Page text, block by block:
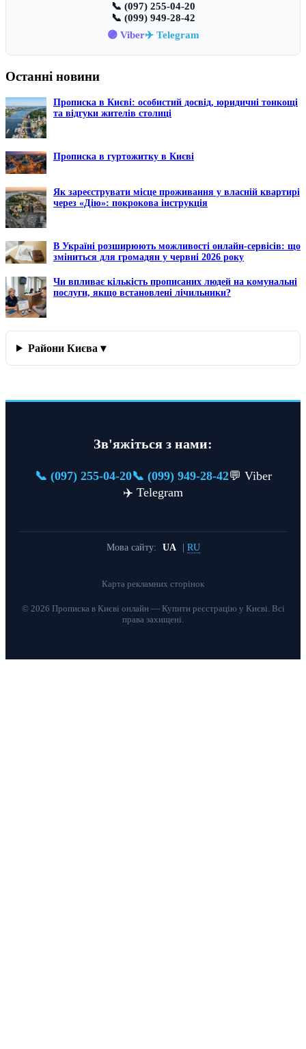
📞 (097) 255-04-20
📞 (099) 949-28-42
🟣 Viber✈️ Telegram
Останні новини
Прописка в Києві: особистий досвід, юридичні тонкощі
та відгуки жителів столиці
Прописка в гуртожитку в Києві
Як зареєструвати місце проживання у власній квартирі
через «Дію»: покрокова інструкція
В Україні розширюють можливості онлайн-сервісів: що
зміниться для громадян у червні 2026 року
Чи впливає кількість прописаних людей на комунальні
послуги, якщо встановлені лічильники?
Райони Києва ▾
Зв'яжіться з нами:
📞 (097) 255-04-20📞 (099) 949-28-42💬 Viber
✈️ Telegram
Мова сайту: UA RU
Карта рекламних сторінок
© 2026 Прописка в Києві онлайн — Купити реєстрацію у Києві. Всі
права захищені.